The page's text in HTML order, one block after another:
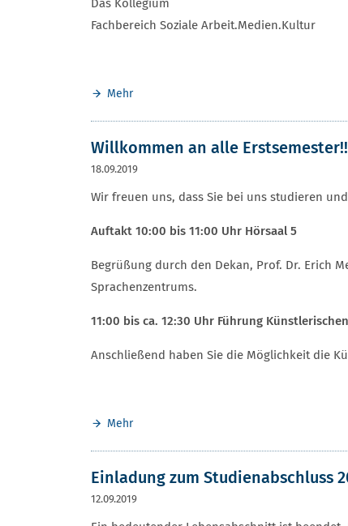
Das Kollegium
Fachbereich Soziale Arbeit.Medien.Kultur
Mehr
Willkommen an alle
18.09.2019
Wir freuen uns, dass Sie bei uns studieren
Auftakt 10:00 bis 11:00 Uhr Hörsaal 5
Begrüßung durch den Dekan, Prof. Dr. Erich
Sprachenzentrums.
11:00 bis ca. 12:30 Uhr Führung
Anschließend haben Sie die Möglichkeit die
Mehr
Einladung zum Studienabschluss
12.09.2019